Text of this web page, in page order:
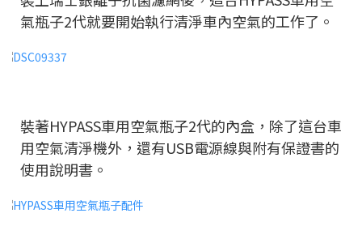
氣瓶子2代就要開始執行清淨車內空氣的工作了。
裝著HYPASS車用空氣瓶子2代的內盒，除了這台車
用空氣清淨機外，還有USB電源線與附有保證書的
使用說明書。